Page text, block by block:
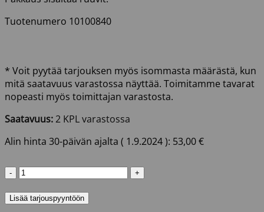
Tuotenumero 10100840
* Voit pyytää tarjouksen myös isommasta määrästä, kun
mitä saatavuus varastossa näyttää. Toimitamme tavarat
nopeasti myös toimittajan varastosta.
Saatavuus:2 KPL varastossa
Alin hinta 30-päivän ajalta ( 1.9.2024): 53,00€
TUKITANKO
VALKOINEN
Lisää tarjouspyyntöön